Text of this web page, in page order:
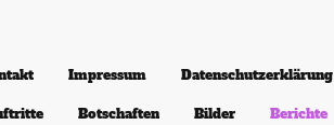
Impressum Datenschutzerklärung
Botschaften Bilder Berichte